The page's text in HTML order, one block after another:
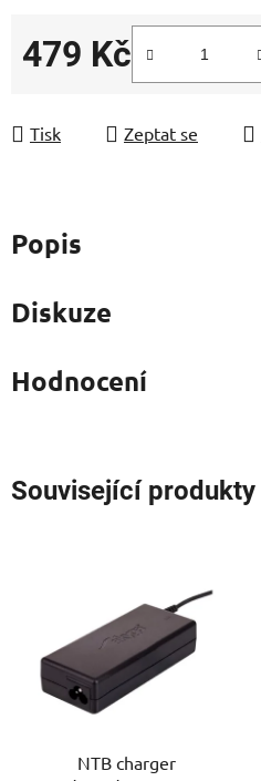
479 Kč
Tisk Zeptat se
Popis
Diskuze
Hodnocení
Související produkty
NTB charger